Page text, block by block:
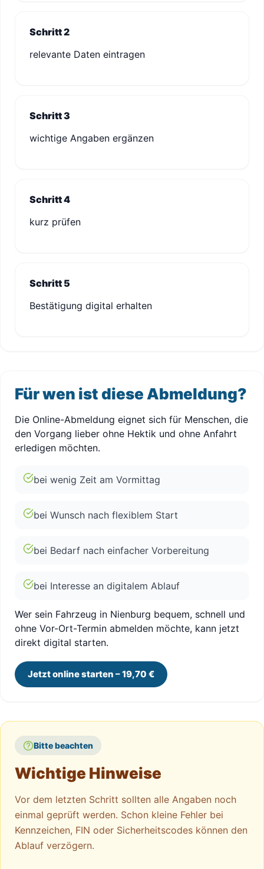
Schritt 2
relevante Daten eintragen
Schritt 3
wichtige Angaben ergänzen
Schritt 4
kurz prüfen
Schritt 5
Bestätigung digital erhalten
Für wen ist diese Abmeldung?
Die Online-Abmeldung eignet sich für Menschen, die
den Vorgang lieber ohne Hektik und ohne Anfahrt
erledigen möchten.
bei wenig Zeit am Vormittag
bei Wunsch nach flexiblem Start
bei Bedarf nach einfacher Vorbereitung
bei Interesse an digitalem Ablauf
Wer sein Fahrzeug in Nienburg bequem, schnell und
ohne Vor-Ort-Termin abmelden möchte, kann jetzt
direkt digital starten.
Jetzt online starten – 19,70 €
Bitte beachten
Wichtige Hinweise
Vor dem letzten Schritt sollten alle Angaben noch
einmal geprüft werden. Schon kleine Fehler bei
Kennzeichen, FIN oder Sicherheitscodes können den
Ablauf verzögern.